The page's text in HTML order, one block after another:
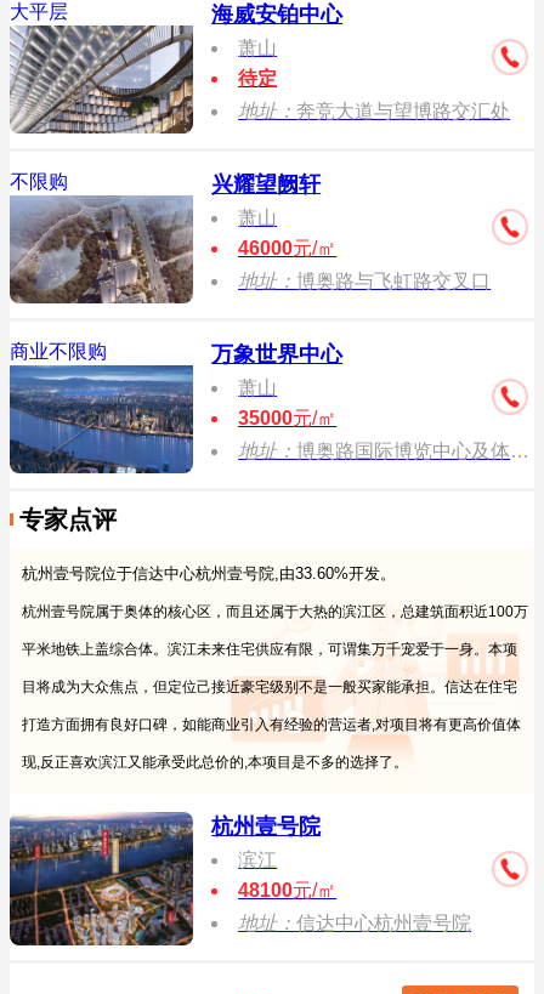
大平层 海威安铂中心
萧山
待定
地址：奔竞大道与望博路交汇处
不限购 兴耀望阙轩
萧山
46000元/㎡
地址：博奥路与飞虹路交叉口
商业不限购 万象世界中心
萧山
35000元/㎡
地址：博奥路国际博览中心及体育游泳馆之间
专家点评
杭州壹号院位于信达中心杭州壹号院,由33.60%开发。
杭州壹号院属于奥体的核心区，而且还属于大热的滨江区，总建筑面积近100万
平米地铁上盖综合体。滨江未来住宅供应有限，可谓集万千宠爱于一身。本项
目将成为大众焦点，但定位己接近豪宅级别不是一般买家能承担。信达在住宅
打造方面拥有良好口碑，如能商业引入有经验的营运者,对项目将有更高价值体
现,反正喜欢滨江又能承受此总价的,本项目是不多的选择了。
杭州壹号院
滨江
48100元/㎡
地址：信达中心杭州壹号院